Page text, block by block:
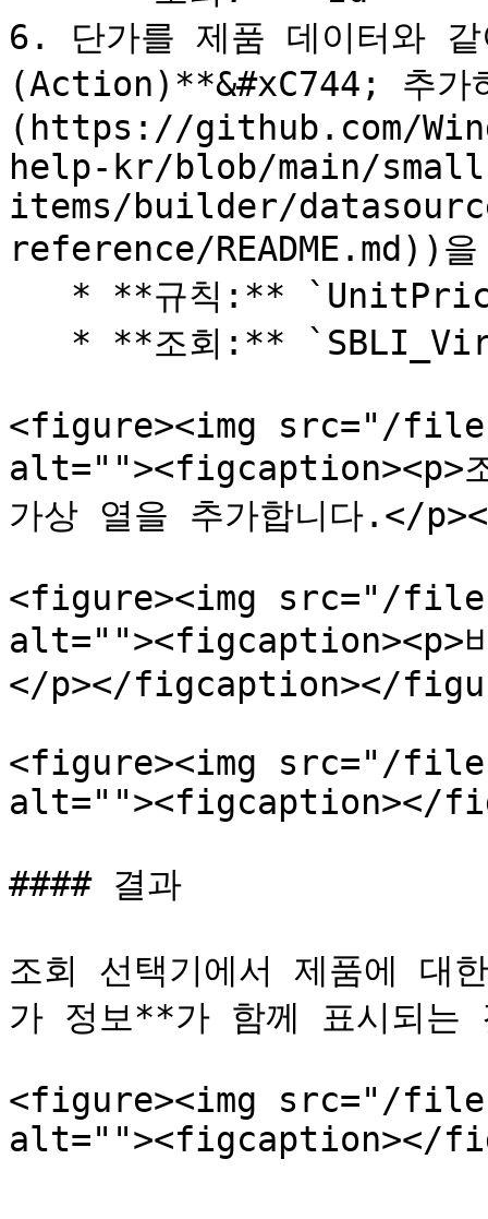
6. 단가를 제품 데이터와
(Action)**&#xC744; 추가
(https://github.com/
help-kr/blob/main/
items/builder/
reference/README.md))
<figure><img src="/files/
alt=""><figcaption><p>조
가상 열을 추가합니다.</
<figure><img src="/
alt=""><figcaption><p>비
</p></figcaption></
<figure><img src="/files/
alt=""><figcaption></
#### 결과
조회 선택기에서 제품에 대
가 정보**가 함께 표시되는
<figure><img src="/files/